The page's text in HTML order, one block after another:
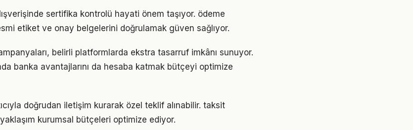
sertifika kontrolü hayati önem taşıyor. ödeme
etiket ve onay belgelerini doğrulamak güven sağlıyor.
belirli platformlarda ekstra tasarruf imkânı sunuyor.
banka avantajlarını da hesaba katmak bütçeyi optimize
doğrudan iletişim kurarak özel teklif alınabilir. taksit
kurumsal bütçeleri optimize ediyor.